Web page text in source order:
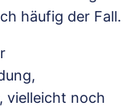
häufig der Fall.
vielleicht noch